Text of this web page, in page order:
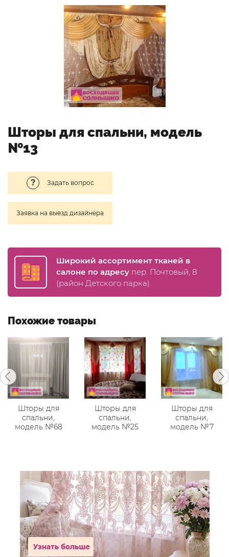
Шторы для спальни, модель
№13
Задать вопрос
Заявка на выезд дизайнера
Широкий ассортимент тканей в
салоне по адресу пер. Почтовый, 8
(район Детского парка)
Похожие товары
Шторы для
спальни,
модель №68
Шторы для
спальни,
модель №25
Шторы для
спальни,
модель №7